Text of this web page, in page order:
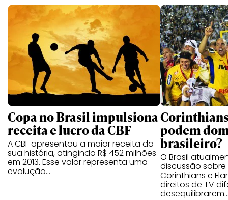
Copa no Brasil impulsiona
receita e lucro da CBF
A CBF apresentou a maior receita da
sua história, atingindo R$ 452 milhões
em 2013. Esse valor representa uma
evolução…
podem
brasileiro?
O Brasil
discussão
Corinthians e
direitos de TV